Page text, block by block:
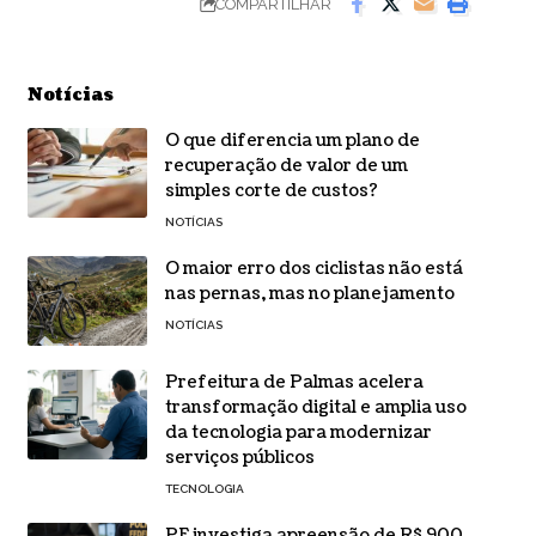
COMPARTILHAR
Notícias
O que diferencia um plano de
recuperação de valor de um
simples corte de custos?
NOTÍCIAS
O maior erro dos ciclistas não está
nas pernas, mas no planejamento
NOTÍCIAS
Prefeitura de Palmas acelera
transformação digital e amplia uso
da tecnologia para modernizar
serviços públicos
TECNOLOGIA